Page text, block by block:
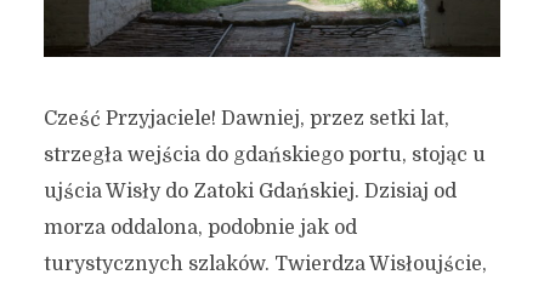
Cześć Przyjaciele! Dawniej, przez setki lat,
strzegła wejścia do gdańskiego portu, stojąc u
ujścia Wisły do Zatoki Gdańskiej. Dzisiaj od
morza oddalona, podobnie jak od
turystycznych szlaków. Twierdza Wisłoujście,